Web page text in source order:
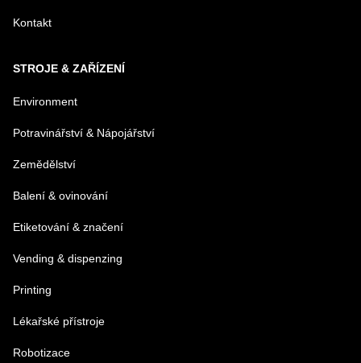
TELEFÓN
Kontakt
STROJE & ZAŘÍZENÍ
Environment
Potravinářství & Nápojářství
Zemědělství
Balení & ovinování
Etiketování & značení
Vending & dispenzing
Printing
Lékařské přístroje
Robotizace